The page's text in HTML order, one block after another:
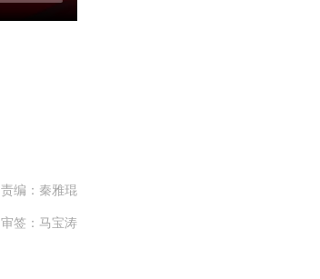
责编：秦雅琨
审签：马宝涛